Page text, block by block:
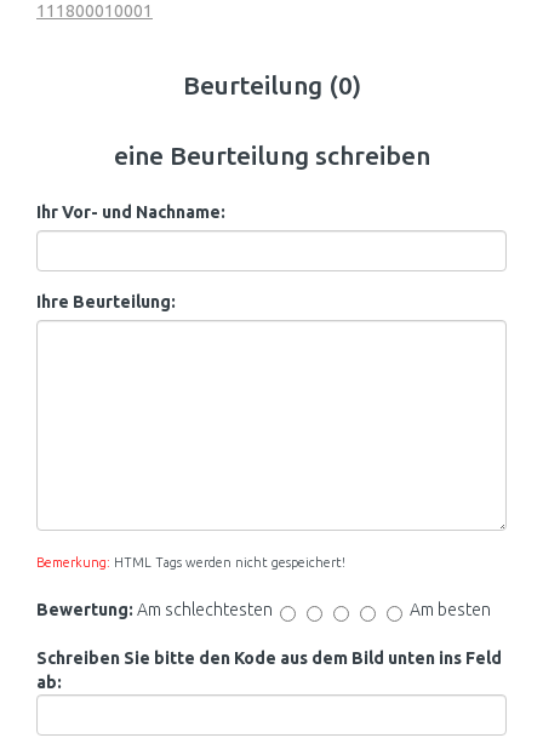
111800010001
Beurteilung (0)
eine Beurteilung schreiben
Ihr Vor- und Nachname:
Ihre Beurteilung:
Bemerkung: HTML Tags werden nicht gespeichert!
Bewertung: Am schlechtesten Am besten
Schreiben Sie bitte den Kode aus dem Bild unten ins Feld
ab: